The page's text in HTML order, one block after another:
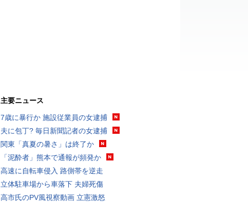
主要ニュース
7歳に暴行か 施設従業員の女逮捕
夫に包丁? 毎日新聞記者の女逮捕
関東「真夏の暑さ」は終了か
「泥酔者」熊本で通報が頻発か
高速に自転車侵入 路側帯を逆走
立体駐車場から車落下 夫婦死傷
高市氏のPV風視察動画 立憲激怒